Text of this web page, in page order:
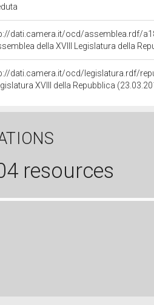
dati.camera.it/ocd/assemblea.rdf/
della XVIII Legislatura della
dati.camera.it/ocd/legislatura.rdf/
XVIII della Repubblica
resources